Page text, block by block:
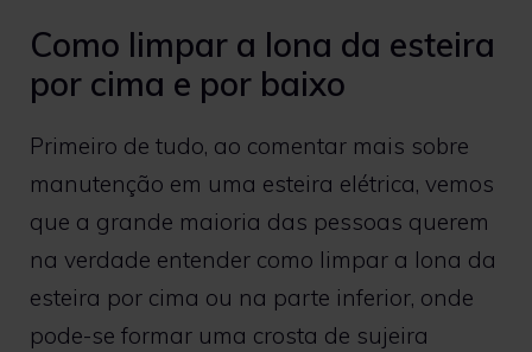
Como limpar a lona da esteira
por cima e por baixo
Primeiro de tudo, ao comentar mais sobre
manutenção em uma esteira elétrica, vemos
que a grande maioria das pessoas querem
na verdade entender como limpar a lona da
esteira por cima ou na parte inferior, onde
pode-se formar uma crosta de sujeira